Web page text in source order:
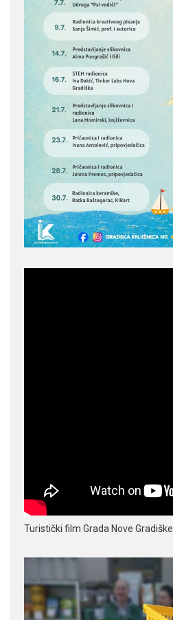
Turistički film Grada Nove Gradiške